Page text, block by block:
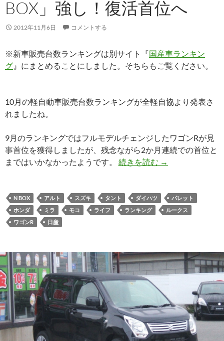
BOX」強し！復活首位へ
2012年11月6日 コメントする
※新車販売台数ランキングは別サイト『国産車ランキン
グ 』にまとめることにしました。そちらもご覧ください。
10月の軽自動車販売台数ランキングが全軽自協より発表さ
れましたね。
9月のランキングではフルモデルチェンジしたワゴンRが見
事首位を獲得しましたが、残念ながら2か月連続での首位と
まではいかなかったようです。 続きを読む →
N BOX アルト スズキ タント ダイハツ
パレット
ホンダ
ミラ モコ ライフ ランキング
ルークス
ワゴンR
日産